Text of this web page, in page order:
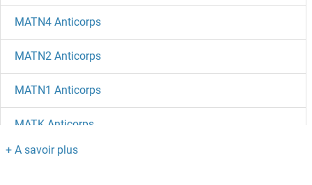
MATN4 Anticorps
MATN2 Anticorps
MATN1 Anticorps
MATK Anticorps
Maternal Effect Embryo Arrest 12 Protein Anticorps